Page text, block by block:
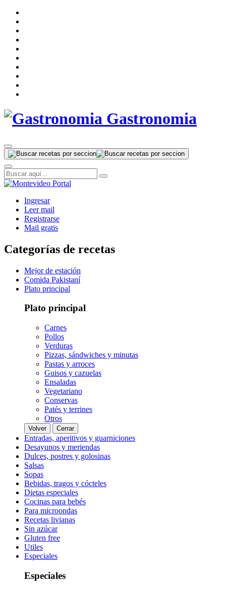
Gastronomia
Ingresar
Leer mail
Registrarse
Mail gratis
Categorías de recetas
Mejor de estación
Comida Pakistaní
Plato principal
Plato principal
Carnes
Pollos
Verduras
Pizzas, sándwiches y minutas
Pastas y arroces
Guisos y cazuelas
Ensaladas
Vegetariano
Conservas
Patés y terrines
Otros
Volver Cerrar
Entradas, aperitivos y guarniciones
Desayunos y meriendas
Dulces, postres y golosinas
Salsas
Sopas
Bebidas, tragos y cócteles
Dietas especiales
Cocinas para bebés
Para microondas
Recetas livianas
Sin azúcar
Gluten free
Utiles
Especiales
Especiales